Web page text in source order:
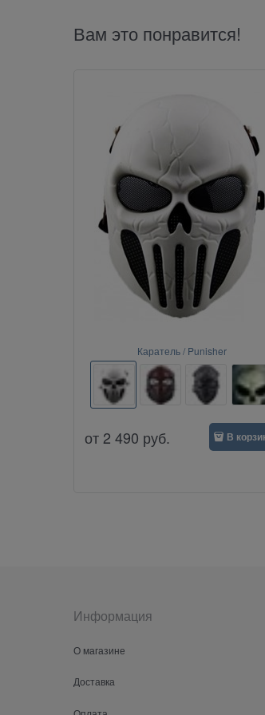
Вам это понравится!
Каратель / Punisher
от 2 490 руб. В
Информация
О магазине
Доставка